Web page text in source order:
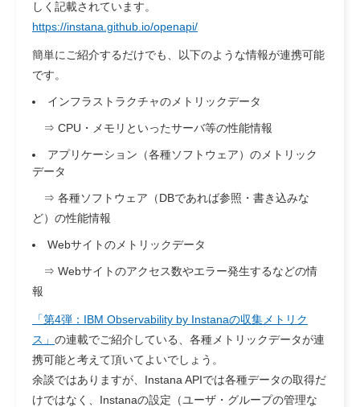
しく記載されています。
https://instana.github.io/openapi/
簡単にご紹介するだけでも、以下のような情報が連携可能
です。
インフラストラクチャのメトリックデータ
⇒ CPU・メモリといったサーバ等の性能情報
アプリケーション（各種ソフトウェア）のメトリック
データ
⇒ 各種ソフトウェア（DBであれば参照・書き込みな
ど）の性能情報
Webサイトのメトリックデータ
⇒ Webサイトのアクセス数やエラー発生するなどの情
報
「第4弾：IBM Observability by Instanaの収集メトリク
ス」 の連載でご紹介している、各種メトリックデータが連
携可能と考えて頂いてよいでしょう。
余談ではありますが、Instana APIでは各種データの取得だ
けではなく、Instanaの設定（ユーザ・グループの管理な